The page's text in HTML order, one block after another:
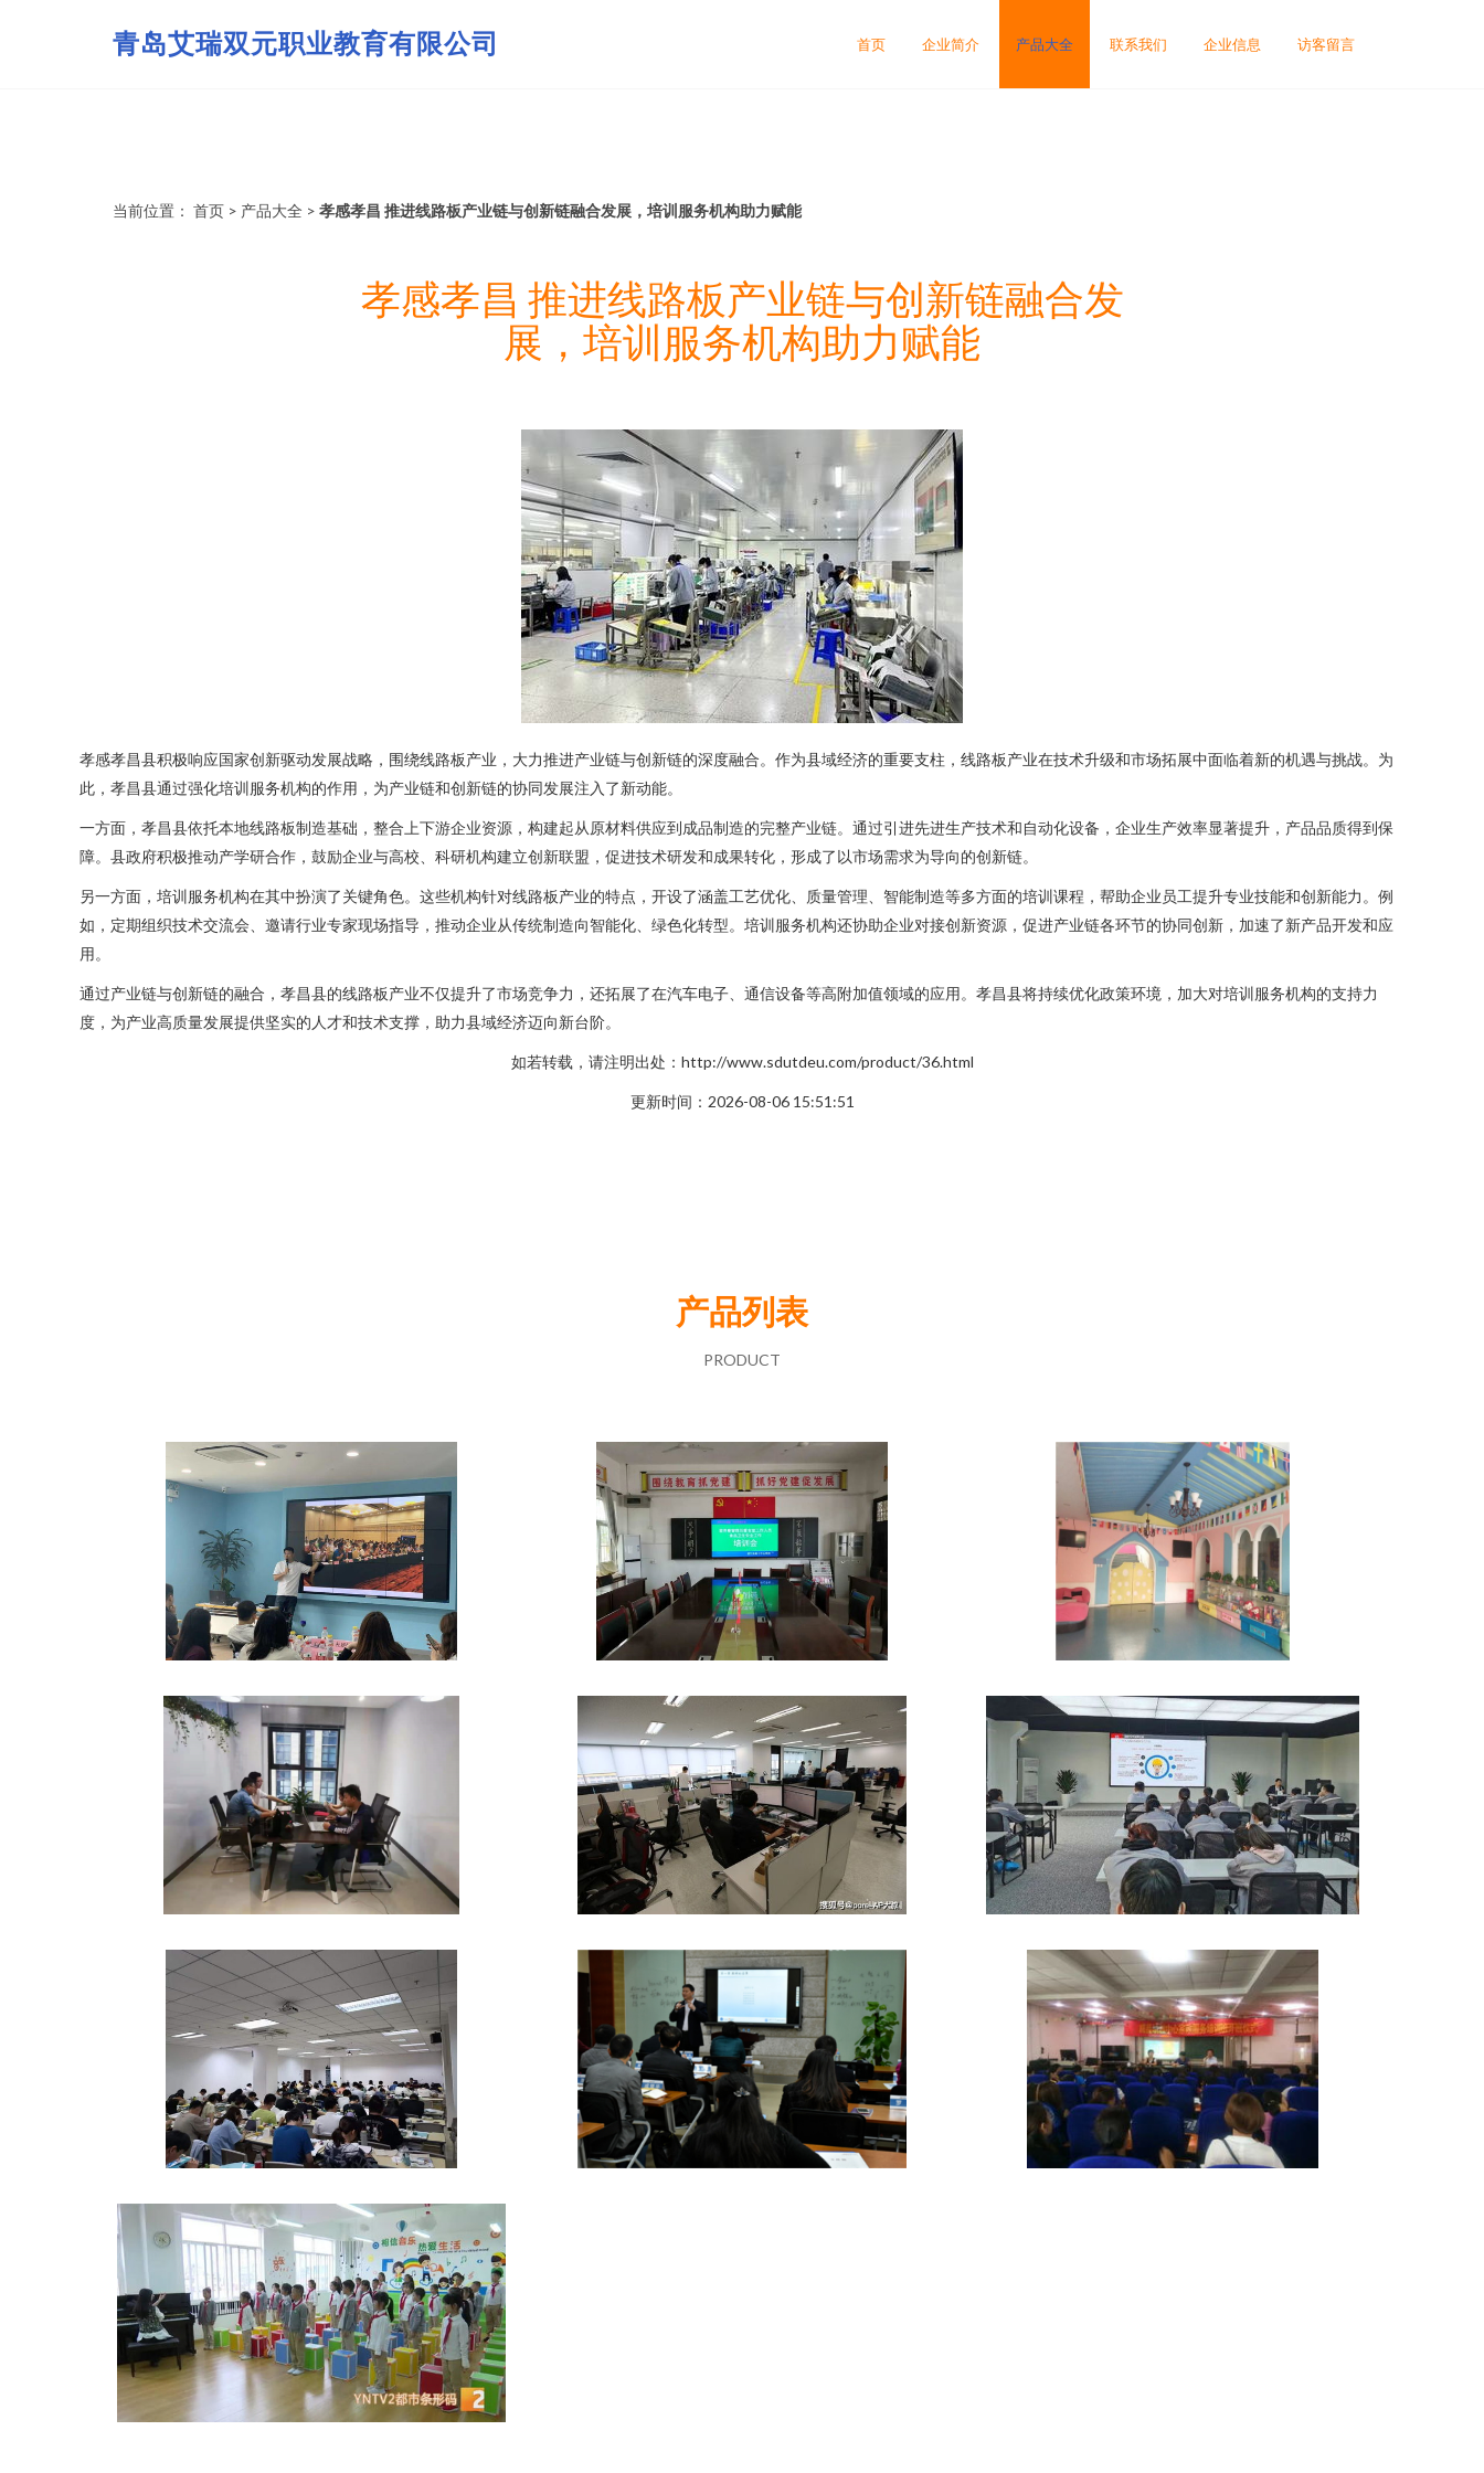
青岛艾瑞双元职业教育有限公司 首页 企业简介 产品大全 联系我们 企业信息 访客留言
当前位置： 首页 > 产品大全 > 孝感孝昌 推进线路板产业链与创新链融合发展，培训服务机构助力赋能
孝感孝昌 推进线路板产业链与创新链融合发
展，培训服务机构助力赋能
孝感孝昌县积极响应国家创新驱动发展战略，围绕线路板产业，大力推进产业链与创新链的深度融合。作为县域经济的重要支柱，线路板产业在技术升级和市场拓展中面临着新的机遇与挑战。为
此，孝昌县通过强化培训服务机构的作用，为产业链和创新链的协同发展注入了新动能。
一方面，孝昌县依托本地线路板制造基础，整合上下游企业资源，构建起从原材料供应到成品制造的完整产业链。通过引进先进生产技术和自动化设备，企业生产效率显著提升，产品品质得到保
障。县政府积极推动产学研合作，鼓励企业与高校、科研机构建立创新联盟，促进技术研发和成果转化，形成了以市场需求为导向的创新链。
另一方面，培训服务机构在其中扮演了关键角色。这些机构针对线路板产业的特点，开设了涵盖工艺优化、质量管理、智能制造等多方面的培训课程，帮助企业员工提升专业技能和创新能力。例
如，定期组织技术交流会、邀请行业专家现场指导，推动企业从传统制造向智能化、绿色化转型。培训服务机构还协助企业对接创新资源，促进产业链各环节的协同创新，加速了新产品开发和应
用。
通过产业链与创新链的融合，孝昌县的线路板产业不仅提升了市场竞争力，还拓展了在汽车电子、通信设备等高附加值领域的应用。孝昌县将持续优化政策环境，加大对培训服务机构的支持力
度，为产业高质量发展提供坚实的人才和技术支撑，助力县域经济迈向新台阶。
如若转载，请注明出处：http://www.sdutdeu.com/product/36.html
更新时间：2026-08-06 15:51:51
产品列表
PRODUCT